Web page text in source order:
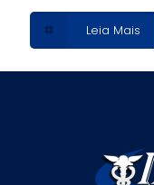
Leia Mais